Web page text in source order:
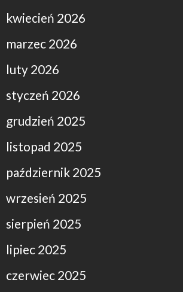
kwiecień 2026
marzec 2026
luty 2026
styczeń 2026
grudzień 2025
listopad 2025
październik 2025
wrzesień 2025
sierpień 2025
lipiec 2025
czerwiec 2025